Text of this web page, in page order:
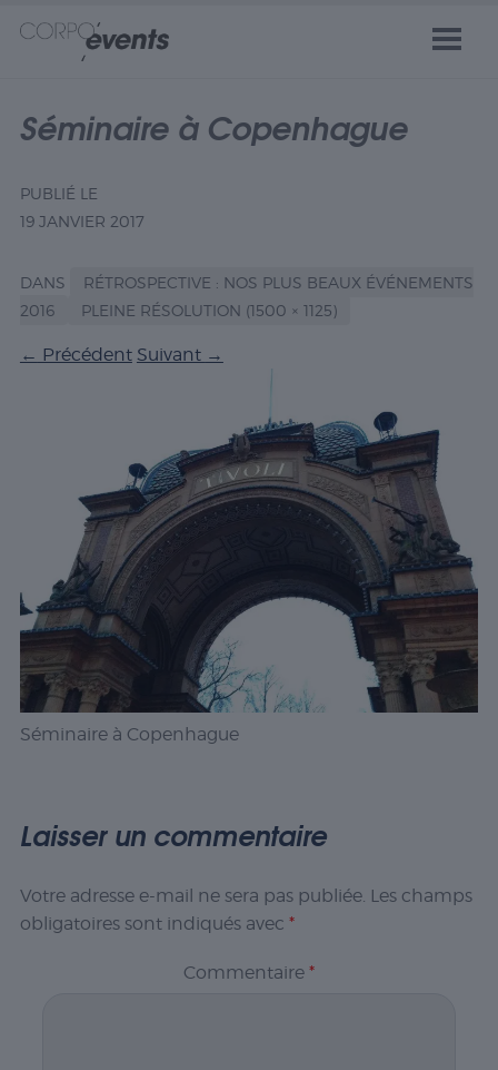
Séminaire à Copenhague
PUBLIÉ LE
19 JANVIER 2017
DANS
RÉTROSPECTIVE : NOS PLUS BEAUX ÉVÉNEMENTS
2016
PLEINE RÉSOLUTION (1500 × 1125)
← Précédent Suivant →
Séminaire à Copenhague
Laisser un commentaire
Votre adresse e-mail ne sera pas publiée. Les champs
obligatoires sont indiqués avec *
Commentaire *